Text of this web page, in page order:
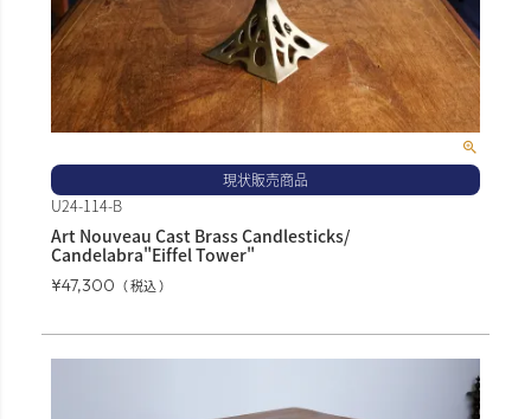
現状販売商品
U24-114-B
Art Nouveau Cast Brass Candlesticks/
Candelabra"Eiffel Tower"
¥47,300 税込